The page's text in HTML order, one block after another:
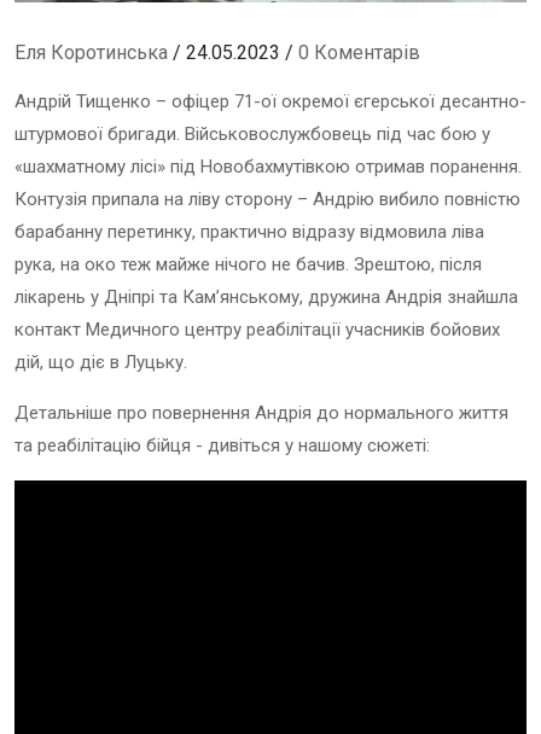
Еля Коротинська / 24.05.2023 / 0 Коментарів
Андрій Тищенко – офіцер 71-ої окремої єгерської десантно-
штурмової бригади. Військовослужбовець під час бою у
«шахматному лісі» під Новобахмутівкою отримав поранення.
Контузія припала на ліву сторону – Андрію вибило повністю
барабанну перетинку, практично відразу відмовила ліва
рука, на око теж майже нічого не бачив. Зрештою, після
лікарень у Дніпрі та Кам’янському, дружина Андрія знайшла
контакт Медичного центру реабілітації учасників бойових
дій, що діє в Луцьку.
Детальніше про повернення Андрія до нормального життя
та реабілітацію бійця - дивіться у нашому сюжеті: